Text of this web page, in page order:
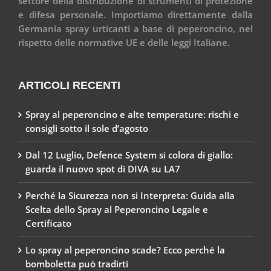
e difesa personale. Importiamo direttamente dalla
Germania spray urticanti a base di peperoncino, nel
rispetto delle normative UE e delle leggi Italiane.
ARTICOLI RECENTI
Spray al peperoncino e alte temperature: rischi e
consigli sotto il sole d’agosto
Dal 12 Luglio, Defence System si colora di giallo:
guarda il nuovo spot di DIVA su LA7
Perché la Sicurezza non si Interpreta: Guida alla
Scelta dello Spray al Peperoncino Legale e
Certificato
Lo spray al peperoncino scade? Ecco perché la
bomboletta può tradirti